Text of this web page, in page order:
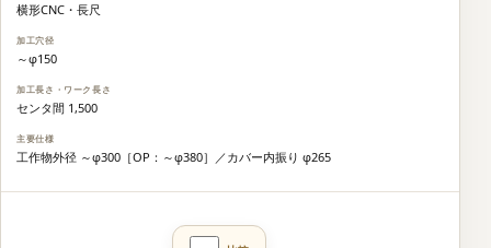
横形CNC・長尺
～φ150
センタ間 1,500
工作物外径 ～φ300［OP：～φ380］／カバー内振り φ265